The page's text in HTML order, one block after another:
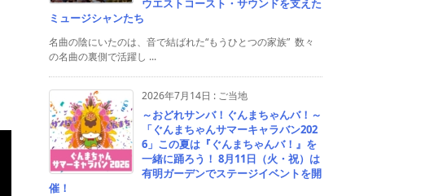
ミュージシャンたち
名曲の陰にいたのは、音で結ばれた“もうひとつの家族” 数々
の名曲の裏側で活躍し ...
2026年7月14日 : ご当地
～おどれサンバ！ぐんまちゃんバ！～
「ぐんまちゃんサマーキャラバン202
6」この夏は『ぐんまちゃんバ！』を
一緒に踊ろう！ 8月11日（火・祝）は
有明ガーデンでステージイベントを開
催！